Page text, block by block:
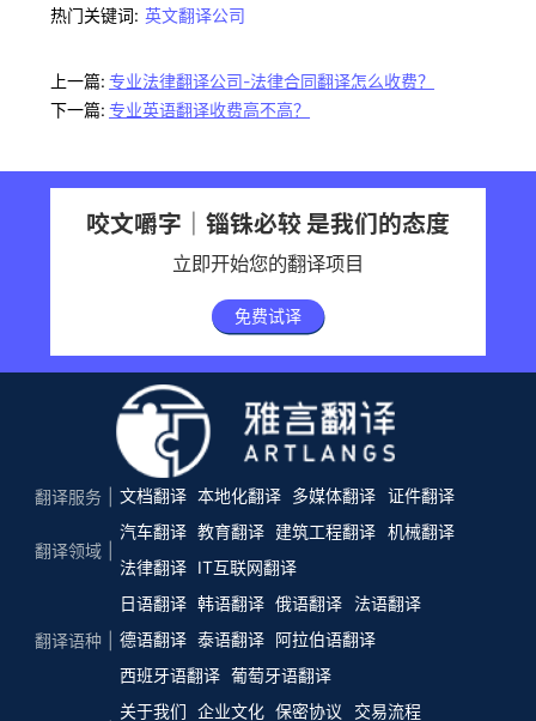
热门关键词: 英文翻译公司
上一篇: 专业法律翻译公司-法律合同翻译怎么收费？
下一篇: 专业英语翻译收费高不高？
咬文嚼字｜锱铢必较 是我们的态度
立即开始您的翻译项目
免费试译
翻译服务 文档翻译 本地化翻译 多媒体翻译 证件翻译
翻译领域
汽车翻译 教育翻译 建筑工程翻译 机械翻译
法律翻译
IT互联网翻译
翻译语种
日语翻译 韩语翻译 俄语翻译
法语翻译
德语翻译 泰语翻译 阿拉伯语翻译
西班牙语翻译 葡萄牙语翻译
关于我们 企业文化 保密协议 交易流程